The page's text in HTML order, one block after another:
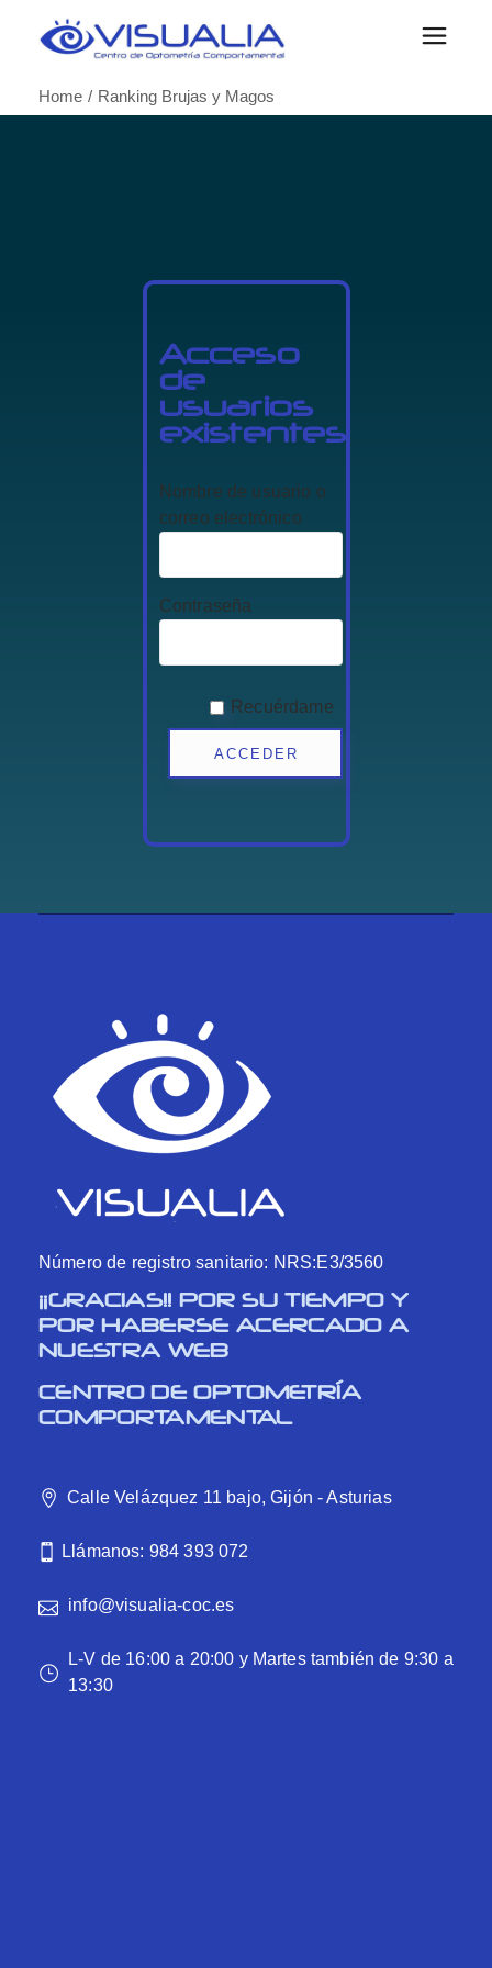
Home Ranking Brujas y Magos
Acceso
de
usuarios
existentes
Nombre de usuario o
correo electrónico
Contraseña
Recuérdame
Número de registro sanitario: NRS:E3/3560
¡¡GRACIAS!! POR SU TIEMPO Y
POR HABERSE ACERCADO A
NUESTRA WEB
CENTRO DE OPTOMETRÍA
COMPORTAMENTAL
Calle Velázquez 11 bajo, Gijón - Asturias
Llámanos: 984 393 072
info@visualia-coc.es
L-V de 16:00 a 20:00 y Martes también de 9:30 a
13:30